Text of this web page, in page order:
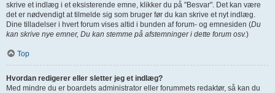
skrive et indlæg i et eksisterende emne, klikker du på "Besvar". Det kan være
det er nødvendigt at tilmelde sig som bruger før du kan skrive et nyt indlæg.
Dine tilladelser i hvert forum vises altid i bunden af forum- og emnesiden (Du
kan skrive nye emner, Du kan stemme på afstemninger i dette forum osv.)
Top
Hvordan redigerer eller sletter jeg et indlæg?
Med mindre du er boardets administrator eller forummets redaktør, så kan du